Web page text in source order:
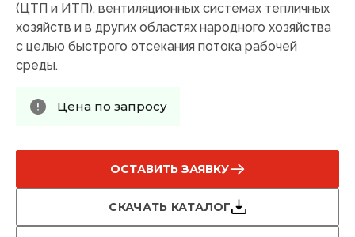
(ЦТП и ИТП), вентиляционных системах тепличных
хозяйств и в других областях народного хозяйства
с целью быстрого отсекания потока рабочей
среды.
Цена по запросу
ОСТАВИТЬ ЗАЯВКУ
СКАЧАТЬ КАТАЛОГ